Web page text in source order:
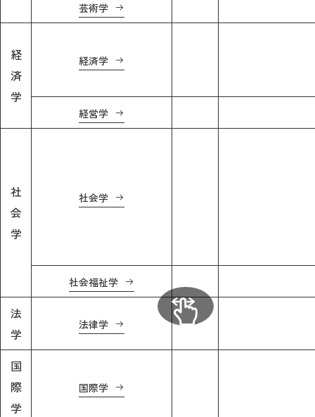
入試情報サイト
お問合わせ 取材・撮影 資料請求
芸術学
経
済
学
経済学
経営学
社
会
学
社会学
社会福祉学
法
学
法律学
国
際
学
国際学